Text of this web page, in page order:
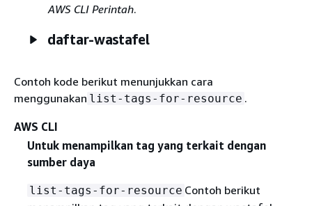
AWS CLI Perintah.
daftar-wastafel
Contoh kode berikut menunjukkan cara
menggunakan list-tags-for-resource .
AWS CLI
Untuk menampilkan tag yang terkait dengan
sumber daya
list-tags-for-resource Contoh berikut